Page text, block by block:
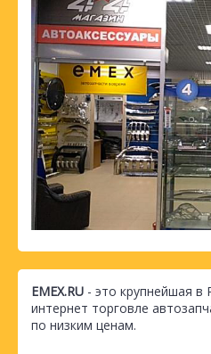
EMEX.RU - это крупнейшая в
интернет торговле
по низким ценам.